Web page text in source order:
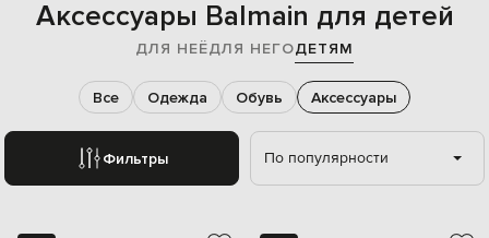
Аксессуары Balmain для детей
ДЛЯ НЕЁДЛЯ НЕГОДЕТЯМ
Фильтры
Все Одежда Обувь Аксессуары
По популярности